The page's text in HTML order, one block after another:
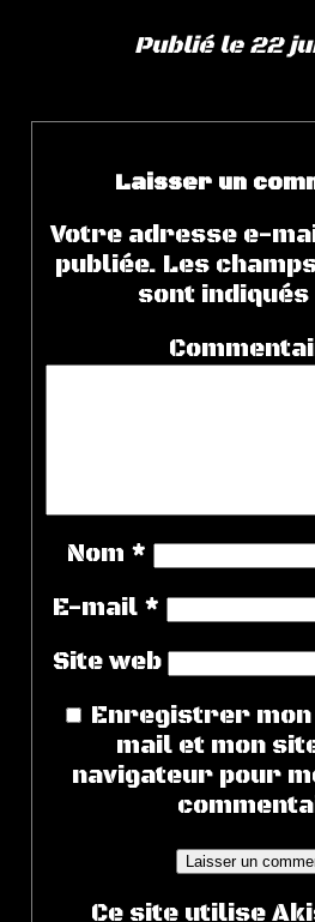
Publié le 22
Laisser un
Votre adresse e-
publiée. Les
sont indiqués
Nom *
E-mail *
Site web
Enregistrer mon
mail et mon
navigateur pour
Ce site utilise